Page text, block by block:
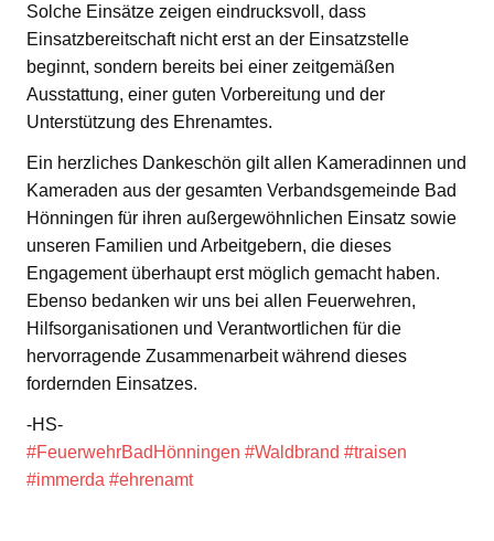
Solche Einsätze zeigen eindrucksvoll, dass
Einsatzbereitschaft nicht erst an der Einsatzstelle
beginnt, sondern bereits bei einer zeitgemäßen
Ausstattung, einer guten Vorbereitung und der
Unterstützung des Ehrenamtes.
Ein herzliches Dankeschön gilt allen Kameradinnen und
Kameraden aus der gesamten Verbandsgemeinde Bad
Hönningen für ihren außergewöhnlichen Einsatz sowie
unseren Familien und Arbeitgebern, die dieses
Engagement überhaupt erst möglich gemacht haben.
Ebenso bedanken wir uns bei allen Feuerwehren,
Hilfsorganisationen und Verantwortlichen für die
hervorragende Zusammenarbeit während dieses
fordernden Einsatzes.
-HS-
#FeuerwehrBadHönningen #Waldbrand #traisen
#immerda #ehrenamt